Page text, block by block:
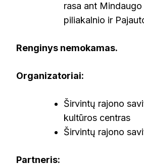
rasa ant
piliakalnio ir
Renginys nemokamas.
Organizatoriai:
Širvintų rajono
kultūros centras
Širvintų rajono
Partneris: